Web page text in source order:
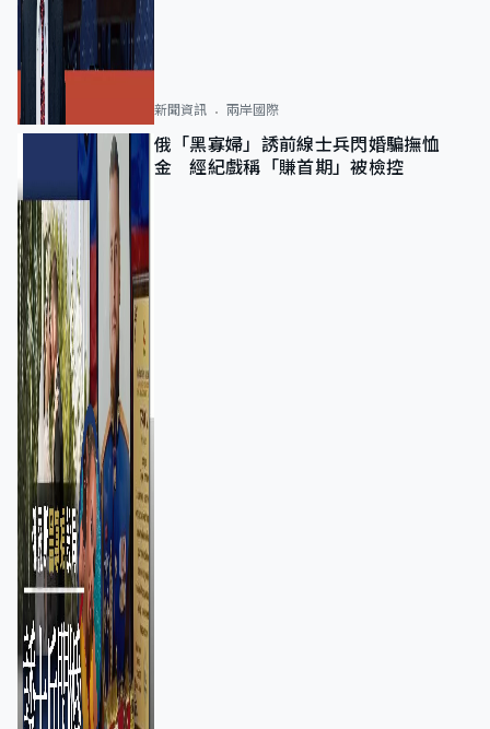
新聞資訊 兩岸國際
俄「黑寡婦」誘前線士兵閃婚騙撫恤
金 經紀戲稱「賺首期」被檢控